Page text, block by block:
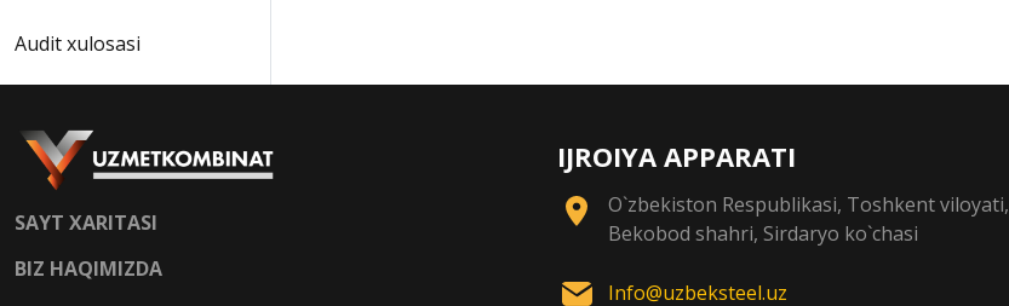
Audit xulosasi
SAYT XARITASI
BIZ HAQIMIZDA
IJROIYA APPARATI
O`zbekiston Respublikasi, Toshkent viloyati,
Bekobod shahri, Sirdaryo ko`chasi
Info@uzbeksteel.uz